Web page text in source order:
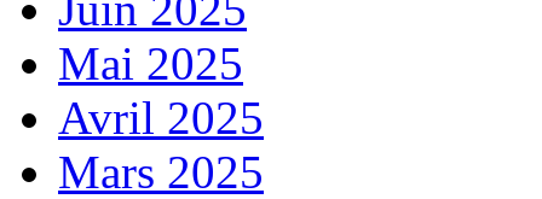
Mai 2025
Avril 2025
Mars 2025